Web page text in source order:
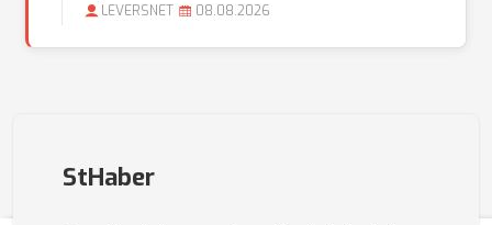
LEVERSNET 08.08.2026
StHaber